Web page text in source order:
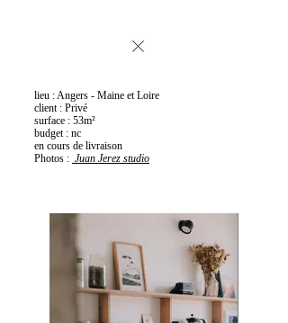
lieu : Angers - Maine et Loire
client : Privé
surface : 53m²
budget : nc
en cours de livraison
Photos : Juan Jerez studio